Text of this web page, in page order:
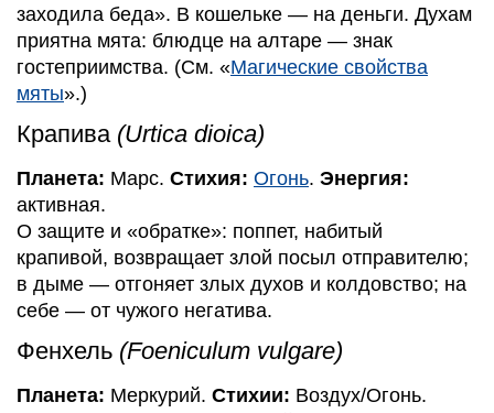
заходила беда». В кошельке — на деньги. Духам
приятна мята: блюдце на алтаре — знак
гостеприимства. (См. «Магические свойства
мяты».)
Крапива (Urtica dioica)
Планета: Марс. Стихия: Огонь. Энергия:
активная.
О защите и «обратке»: поппет, набитый
крапивой, возвращает злой посыл отправителю;
в дыме — отгоняет злых духов и колдовство; на
себе — от чужого негатива.
Фенхель (Foeniculum vulgare)
Планета: Меркурий. Стихии: Воздух/Огонь.